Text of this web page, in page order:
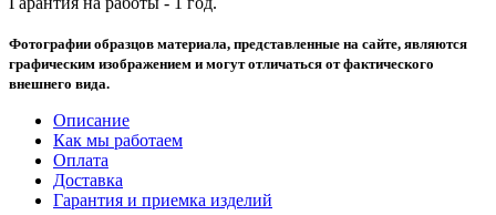
Фотографии образцов материала, представленные на сайте, являются
графическим изображением и могут отличаться от фактического
внешнего вида.
Описание
Как мы работаем
Оплата
Доставка
Гарантия и приемка изделий